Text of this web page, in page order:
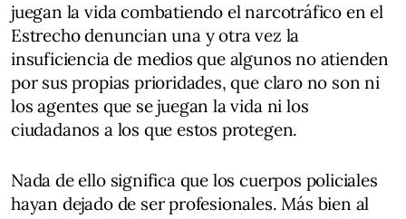
juegan la vida combatiendo el narcotráfico en el
Estrecho denuncian una y otra vez la
insuficiencia de medios que algunos no atienden
por sus propias prioridades, que claro no son ni
los agentes que se juegan la vida ni los
ciudadanos a los que estos protegen.
Nada de ello significa que los cuerpos policiales
hayan dejado de ser profesionales. Más bien al